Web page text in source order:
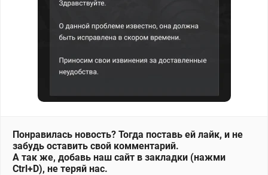
Понравилась новость? Тогда поставь ей лайк, и не
забудь оставить свой комментарий.
А так же, добавь наш сайт в закладки (нажми
Ctrl+D), не теряй нас.